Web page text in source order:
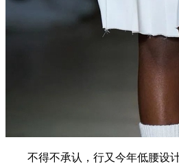
不得不承认，行又今年低腰设计